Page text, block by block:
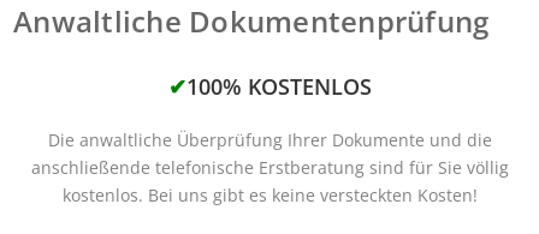
Anwaltliche Dokumentenprüfung
✔100% KOSTENLOS
Die anwaltliche Überprüfung Ihrer Dokumente und die
anschließende telefonische Erstberatung sind für Sie völlig
kostenlos. Bei uns gibt es keine versteckten Kosten!